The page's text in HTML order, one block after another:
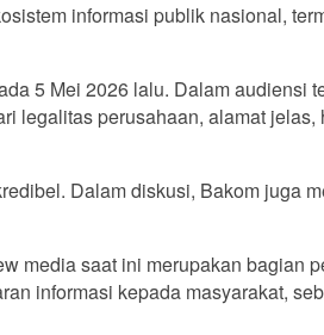
informasi publik nasional,
5 Mei 2026 lalu. Dalam audiensi
legalitas perusahaan, alamat
Dalam diskusi, Bakom juga
media saat ini merupakan bagian
informasi kepada masyarakat,